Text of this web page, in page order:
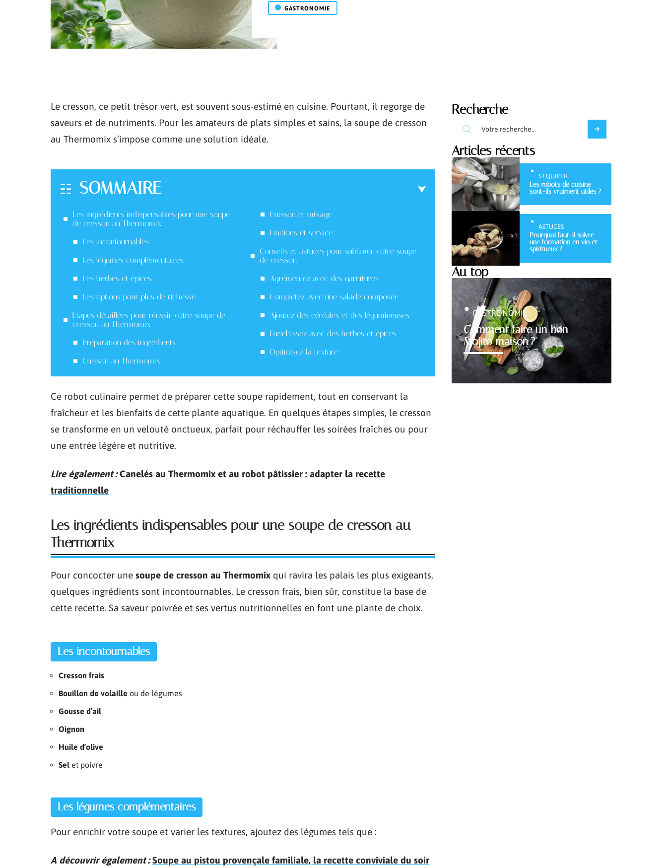
GASTRONOMIE
Le cresson, ce petit trésor vert, est souvent sous-estimé en cuisine. Pourtant, il regorge de
saveurs et de nutriments. Pour les amateurs de plats simples et sains, la soupe de cresson
au Thermomix s’impose comme une solution idéale.
SOMMAIRE
Les ingrédients indispensables pour une soupe
de cresson au Thermomix
Les incontournables
Les légumes complémentaires
Les herbes et épices
Les options pour plus de richesse
Étapes détaillées pour réussir votre soupe de
cresson au Thermomix
Préparation des ingrédients
Cuisson au Thermomix
Cuisson et mixage
Finitions et service
Conseils et astuces pour sublimer votre soupe
de cresson
Agrémentez avec des garnitures
Complétez avec une salade composée
Ajoutez des céréales et des légumineuses
Enrichissez avec des herbes et épices
Optimisez la texture
Ce robot culinaire permet de préparer cette soupe rapidement, tout en conservant la
fraîcheur et les bienfaits de cette plante aquatique. En quelques étapes simples, le cresson
se transforme en un velouté onctueux, parfait pour réchauffer les soirées fraîches ou pour
une entrée légère et nutritive.
Lire également : Canelés au Thermomix et au robot pâtissier : adapter la recette
traditionnelle
Les ingrédients indispensables pour une soupe de cresson au
Thermomix
Pour concocter une soupe de cresson au Thermomix qui ravira les palais les plus exigeants,
quelques ingrédients sont incontournables. Le cresson frais, bien sûr, constitue la base de
cette recette. Sa saveur poivrée et ses vertus nutritionnelles en font une plante de choix.
Les incontournables
Cresson frais
Bouillon de volaille ou de légumes
Gousse d’ail
Oignon
Huile d’olive
Sel et poivre
Les légumes complémentaires
Pour enrichir votre soupe et varier les textures, ajoutez des légumes tels que :
A découvrir également : Soupe au pistou provençale familiale, la recette conviviale du soir
Recherche
Articles récents
S'ÉQUIPER
Les robots de cuisine
sont-ils vraiment utiles ?
ASTUCES
Pourquoi faut-il suivre
une formation en vin et
spiritueux ?
Au top
Comment faire un bon
Mojito maison ?
GASTRONOMIE